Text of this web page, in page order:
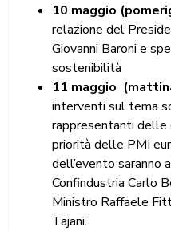
10 maggio
relazione del
Giovanni Baroni e
sostenibilità
11 maggio
interventi sul tema
rappresentanti delle
priorità delle PMI
dell’evento saranno
Confindustria Carlo
Ministro Raffaele
Tajani.